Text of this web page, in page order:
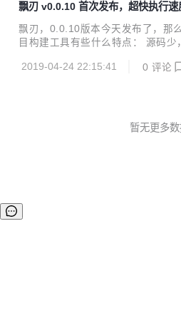
487 689 安装命令 npm i -g
时间 18s 1m 42s 支持编码 Pug
Styl...
飘刃 v0.0.10 首次发布，超快执行
具
飘刃，0.0.10版本今天发布了，那
目构建工具有些什么特点： 源码少
发过程中无需 babel 转译，飘刃只
组件对应的文件位置 体积小，生
2019-04-24 22:15:41 0 评论
暂无更多